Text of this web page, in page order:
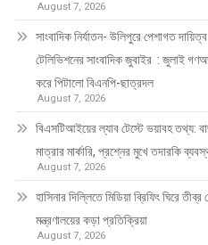
August 7, 2026
সাংবাদিক নির্যাতন- উলিপুরে পেশাগত
টেলিভিশনের সাংবাদিক জুবাইর : জুলাই
করে পিটালো বিএনপি-ছাত্রদল
August 7, 2026
বিএসটিআইয়ের ল্যাব টেস্টে ভয়াবহ তথ্য:
মাত্রার মার্কারি, প্রশ্নের মুখে তদারকি
August 7, 2026
হাসিনার দিল্লিতে মিডিয়া ব্রিফিং ঘিরে
মন্ত্রণালয়ের কড়া প্রতিক্রিয়া
August 7, 2026